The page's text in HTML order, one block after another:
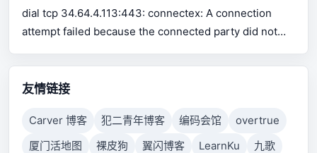
for Excel support Use pip or conda to install xlrd.
dial tcp 34.64.4.113:443: connectex: A connection
attempt failed because the connected party did not
connection failed because connected host has failed
to respond.
友情链接
Carver 博客 犯二青年博客 编码会馆
overtrue
厦门活地图
裸皮狗 翼闪博客 LearnKu
九歌